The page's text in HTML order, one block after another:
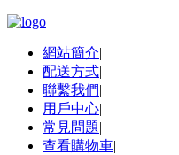
網站簡介|
配送方式|
聯繫我們|
用戶中心|
常見問題|
查看購物車|